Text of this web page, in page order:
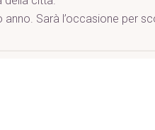
Sarà l’occasione per